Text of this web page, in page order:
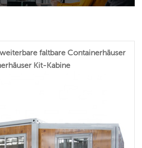
faltbare Containerhäuser
Kit-Kabine